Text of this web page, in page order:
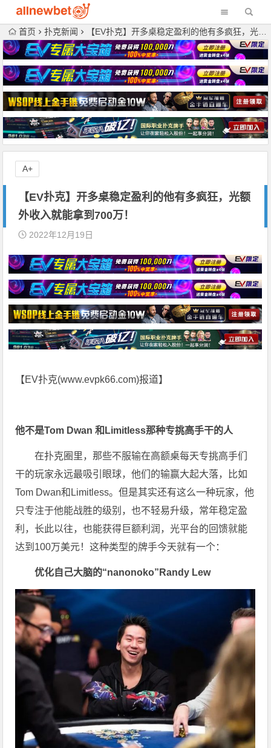
首页 扑克新闻 【EV扑克】开多桌稳定盈利的他有多疯狂，光额外收入就能拿到700万！
【EV扑克】开多桌稳定盈利的他有多疯狂，光额
外收入就能拿到700万！
2022年12月19日
【EV扑克(www.evpk66.com)报道】
他不是Tom Dwan 和Limitless那种专挑高手干的人
在扑克圈里，那些不服输在高额桌每天专挑高手们
干的玩家永远最吸引眼球，他们的输赢大起大落，比如
Tom Dwan和Limitless。但是其实还有这么一种玩家，他
只专注于他能战胜的级别，也不轻易升级，常年稳定盈
利，长此以往，也能获得巨额利润，光平台的回馈就能
达到100万美元！这种类型的牌手今天就有一个：
优化自己大脑的“nanonoko”Randy Lew
A+